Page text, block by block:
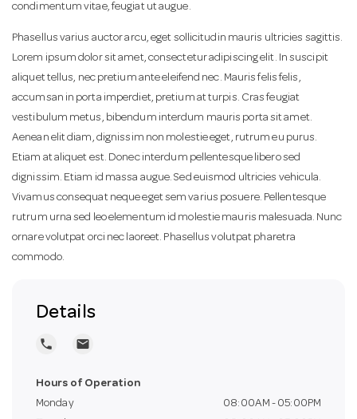
condimentum vitae, feugiat ut augue.
Phasellus varius auctor arcu, eget sollicitudin mauris ultricies sagittis.
Lorem ipsum dolor sit amet, consectetur adipiscing elit. In suscipit
aliquet tellus, nec pretium ante eleifend nec. Mauris felis felis,
accumsan in porta imperdiet, pretium at turpis. Cras feugiat
vestibulum metus, bibendum interdum mauris porta sit amet.
Aenean elit diam, dignissim non molestie eget, rutrum eu purus.
Etiam at aliquet est. Donec interdum pellentesque libero sed
dignissim. Etiam id massa augue. Sed euismod ultricies vehicula.
Vivamus consequat neque eget sem varius posuere. Pellentesque
rutrum urna sed leo elementum id molestie mauris malesuada. Nunc
ornare volutpat orci nec laoreet. Phasellus volutpat pharetra
commodo.
Details
local_phone local_post_office
Hours of Operation
Monday
08:00AM - 05:00PM